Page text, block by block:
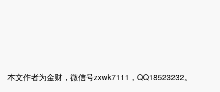
本文作者为金财，微信号zxwk7111，QQ18523232。